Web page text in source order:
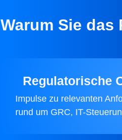
Warum Sie das
Regulatorische
Impulse zu relevanten
rund um GRC, IT-